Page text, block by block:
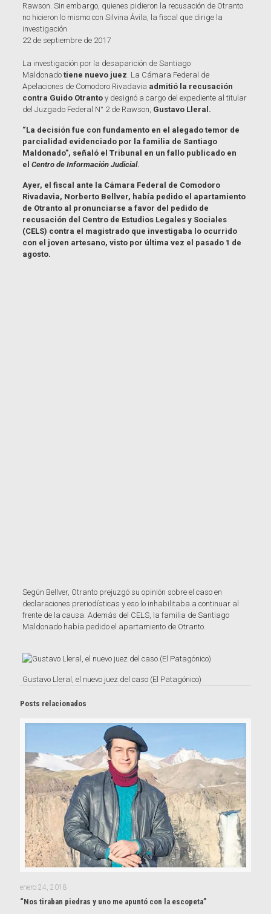
Rawson. Sin embargo, quienes pidieron la recusación de Otranto
no hicieron lo mismo con Silvina Ávila, la fiscal que dirige la
investigación
22 de septiembre de 2017
La investigación por la desaparición de Santiago
Maldonado tiene nuevo juez . La Cámara Federal de
Apelaciones de Comodoro Rivadavia admitió la recusación
contra Guido Otrantoy designó a cargo del expediente al titular
del Juzgado Federal N° 2 de Rawson, Gustavo Lleral.
“La decisión fue con fundamento en el alegado temor de
parcialidad evidenciado por la familia de Santiago
Maldonado”, señaló el Tribunal en un fallo publicado en
el Centro de Información Judicial.
Ayer, el fiscal ante la Cámara Federal de Comodoro
Rivadavia, Norberto Bellver, había pedido el apartamiento
de Otranto al pronunciarse a favor del pedido de
recusación del Centro de Estudios Legales y Sociales
(CELS) contra el magistrado que investigaba lo ocurrido
con el joven artesano, visto por última vez el pasado 1 de
agosto.
Según Bellver, Otranto prejuzgó su opinión sobre el caso en
declaraciones preriodísticas y eso lo inhabilitaba a continuar al
frente de la causa. Además del CELS, la familia de Santiago
Maldonado había pedido el apartamiento de Otranto.
Gustavo Lleral, el nuevo juez del caso (El Patagónico)
Posts relacionados
enero 24, 2018
“Nos tiraban piedras y uno me apuntó con la escopeta”